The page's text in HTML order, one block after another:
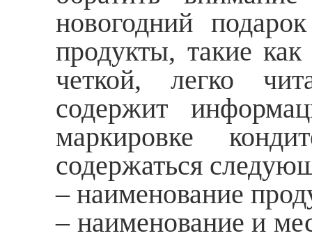
новогодний
продукты, такие
четкой, легко
содержит
маркировке
содержаться
– наименование
– наименование и